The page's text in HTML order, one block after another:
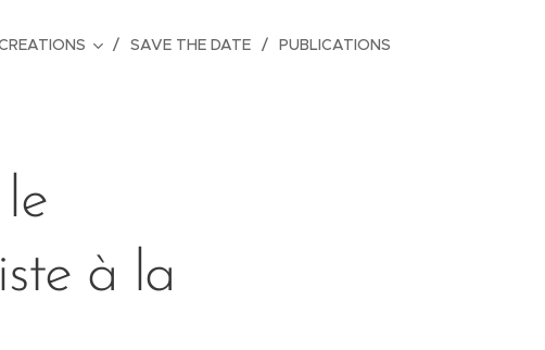
SAVE THE DATE PUBLICATIONS
à la